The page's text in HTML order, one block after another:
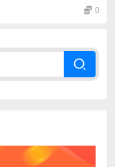
0